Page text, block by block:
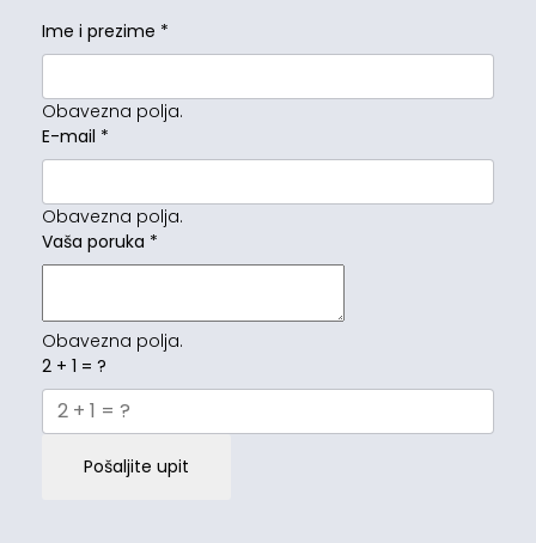
Ime i prezime *
Obavezna polja.
E-mail *
Obavezna polja.
Vaša poruka *
Obavezna polja.
2 + 1 = ?
Pošaljite upit